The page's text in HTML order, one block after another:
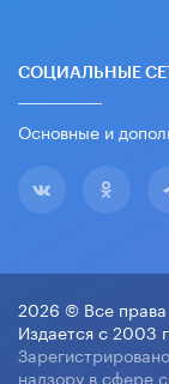
СОЦИАЛЬНЫЕ
Основные и
2026 © Все
Издается с 2003
надзору в сфере